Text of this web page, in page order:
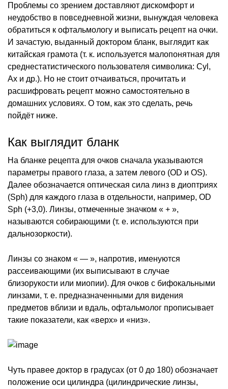
Проблемы со зрением доставляют дискомфорт и
неудобство в повседневной жизни, вынуждая человека
обратиться к офтальмологу и выписать рецепт на очки.
И зачастую, выданный доктором бланк, выглядит как
китайская грамота (т. к. используется малопонятная для
среднестатистического пользователя символика: Cyl,
Ax и др.). Но не стоит отчаиваться, прочитать и
расшифровать рецепт можно самостоятельно в
домашних условиях. О том, как это сделать, речь
пойдёт ниже.
Как выглядит бланк
На бланке рецепта для очков сначала указываются
параметры правого глаза, а затем левого (OD и OS).
Далее обозначается оптическая сила линз в диоптриях
(Sph) для каждого глаза в отдельности, например, OD
Sph (+3,0). Линзы, отмеченные значком « + »,
называются собирающими (т. е. используются при
дальнозоркости).
Линзы со знаком « — », напротив, именуются
рассеивающими (их выписывают в случае
близорукости или миопии). Для очков с бифокальными
линзами, т. е. предназначенными для видения
предметов вблизи и вдаль, офтальмолог прописывает
такие показатели, как «верх» и «низ».
Чуть правее доктор в градусах (от 0 до 180) обозначает
положение оси цилиндра (цилиндрические линзы,